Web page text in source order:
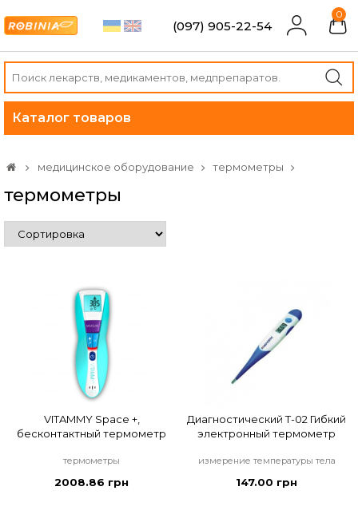
(097) 905-22-54
0
Каталог товаров
медицинское оборудование термометры
термометры
VITAMMY Space +,
бесконтактный термометр
термометры
2008.86 грн
Диагностический Т-02 Гибкий
электронный термометр
измерение температуры тела
147.00 грн